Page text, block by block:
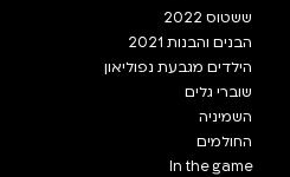
ששטוס 2022
הבנים והבנות 2021
הילדים מגבעת נפוליאון
שוברי גלים
השמיניה
החולמים
In the game